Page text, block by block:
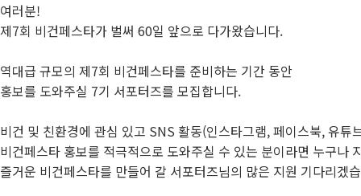
부스배치도
참가업체 전
여러분!
제7회 비건페스타가 벌써 60일 앞으로 다가왔습니다.
역대급 규모의 제7회 비건페스타를 준비하는 기간 동안
홍보를 도와주실 7기 서포터즈를 모집합니다.
비건 및 친환경에 관심 있고 SNS 활동(인스타그램, 페이스북, 유튜
비건페스타 홍보를 적극적으로 도와주실 수 있는 분이라면 누구나
즐거운 비건페스타를 만들어 갈 서포터즈님의 많은 지원 기다리겠